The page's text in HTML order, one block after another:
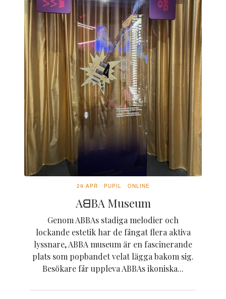
29 APR PUPIL ONLINE
AᗺBA Museum
Genom ABBAs stadiga melodier och
lockande estetik har de fångat flera aktiva
lyssnare, ABBA museum är en fascinerande
plats som popbandet velat lägga bakom sig.
Besökare får uppleva ABBAs ikoniska...